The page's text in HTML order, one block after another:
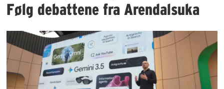
Følg debattene fra Arendalsuka